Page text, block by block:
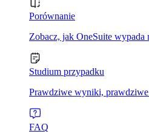
Porównanie
Zobacz, jak OneSuite wypada
Studium przypadku
Prawdziwe wyniki, prawdziwe
FAQ